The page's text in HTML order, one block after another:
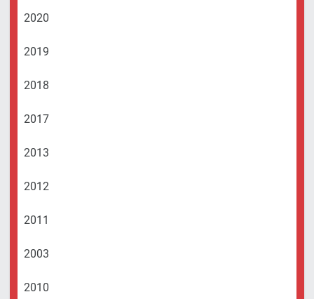
2020
2019
2018
2017
2013
2012
2011
2003
2010